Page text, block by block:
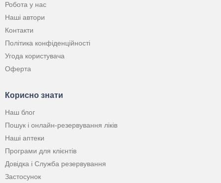
Робота у нас
Наші автори
Контакти
Політика конфіденційності
Угода користувача
Оферта
Корисно знати
Наш блог
Пошук і онлайн-резервування ліків
Наші аптеки
Програми для клієнтів
Довідка і Служба резервування
Застосунок